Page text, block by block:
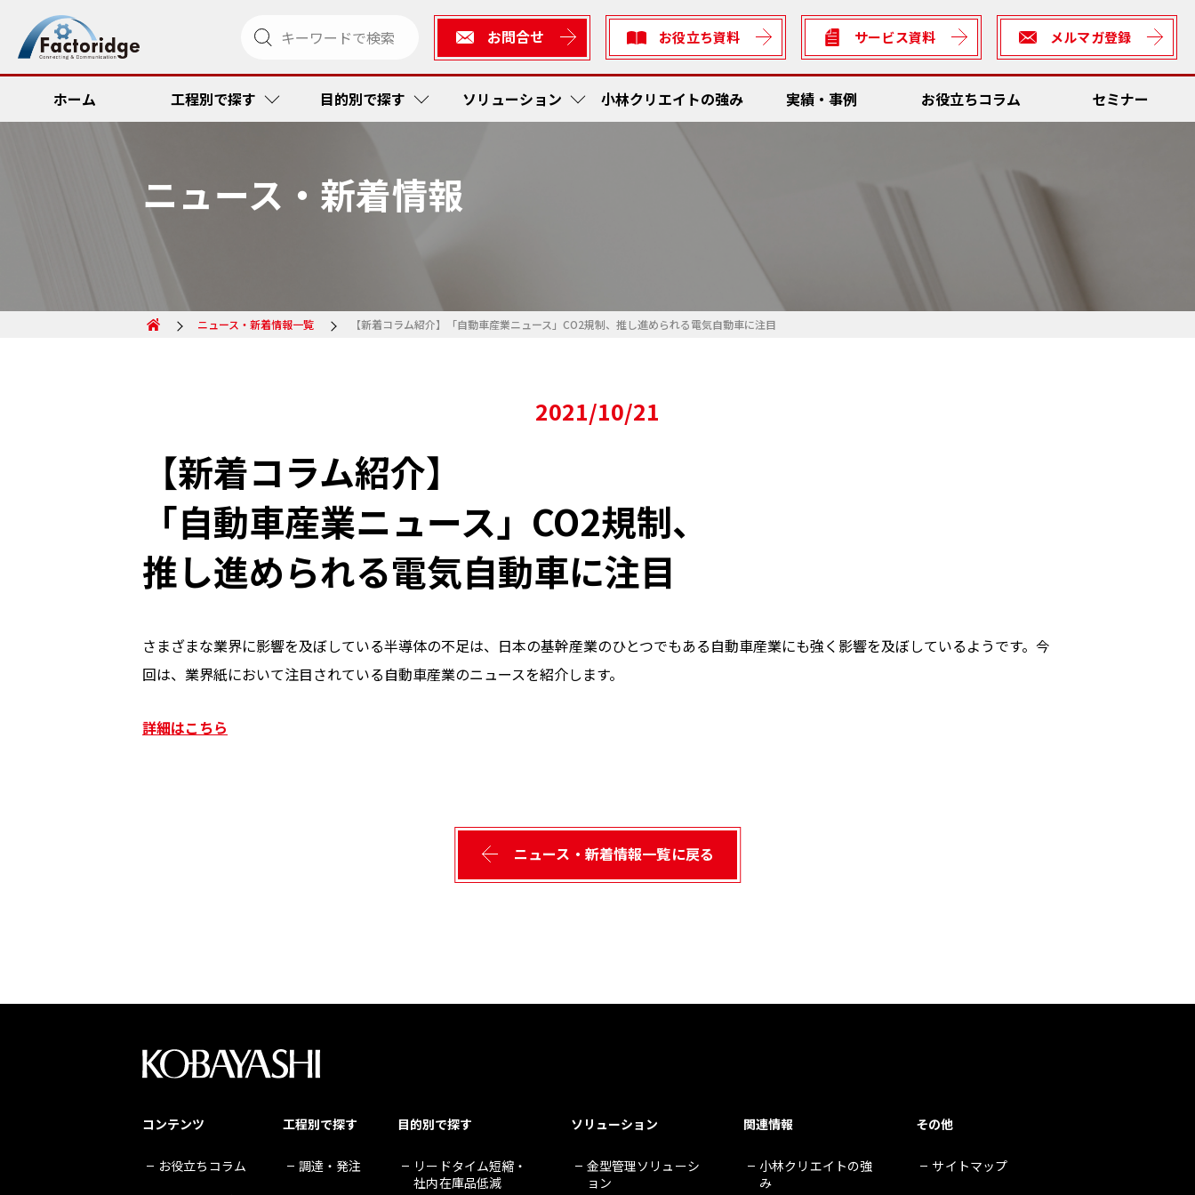
お問合せ お役立ち資料 サービス資料 メルマガ登録
ホーム 工程別で探す
調達・発注
その他
目的別で探す
リードタイム短縮・社内在庫品低減
コスト低減 かんばん方式・カイゼン向けソリューション
ソリューション
金型管理ソリューション
トラック便到着・出発管理システム RF Starter
小林クリエイトの強み 実績・事例 お役立ちコラム
RFID かんばん方式・カイゼン
リードタイム短縮 作業工数低減
セミナー
ニュース・新着情報
ニュース・新着情報一覧 【新着コラム紹介】「自動車産業ニュース」CO2規制、推し進められる電気自動車に注目
2021/10/21
【新着コラム紹介】
「自動車産業ニュース」CO2規制、
推し進められる電気自動車に注目
さまざまな業界に影響を及ぼしている半導体の不足は、日本の基幹産業のひとつでもある自動車産業にも強く影響を及ぼしているようです。今
回は、業界紙において注目されている自動車産業のニュースを紹介します。
詳細はこちら
ニュース・新着情報一覧に戻る
コンテンツ
お役立ちコラム
工程別で探す
調達・発注
目的別で探す
リードタイム短縮・
社内在庫品低減
ソリューション
金型管理ソリューシ
ョン
関連情報
小林クリエイトの強
み
その他
サイトマップ